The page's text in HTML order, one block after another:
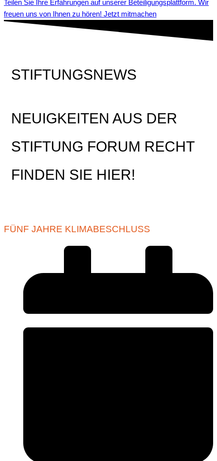
Teilen Sie Ihre Erfahrungen auf unserer Beteiligungsplattform. Wir
freuen uns von Ihnen zu hören! Jetzt mitmachen
STIFTUNGSNEWS
NEUIGKEITEN AUS DER
STIFTUNG FORUM RECHT
FINDEN SIE HIER!
FÜNF JAHRE KLIMABESCHLUSS